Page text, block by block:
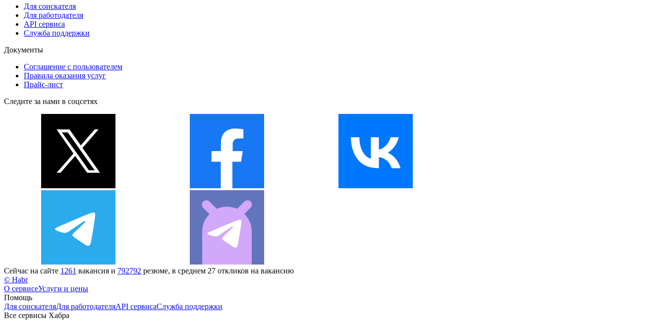
Для соискателя
Для работодателя
API сервиса
Служба поддержки
Документы
Соглашение с пользователем
Правила оказания услуг
Прайс-лист
Следите за нами в соцсетях
Сейчас на сайте 1261 вакансия и 792792 резюме, в среднем 27 откликов на вакансию
© Habr
О сервисеУслуги и цены
Помощь
Для соискателяДля работодателяAPI сервисаСлужба поддержки
Все сервисы Хабра